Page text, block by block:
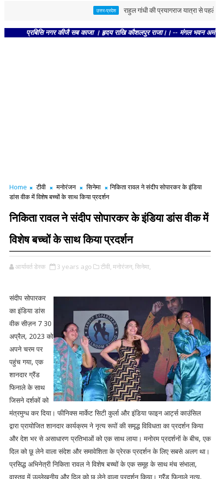
उत्तर-प्रदेश राहुल गांधी की प्रयागराज यात्रा से पहले पोस्टर
प्रबिसि नगर कीजै सब काजा । हृदय राखि कौशलपुर राजा।। -- मंगल भवन अमंगल
Home टीवी मनोरंजन सिनेमा
निकिता रावल ने संदीप सोपारकर के इंडिया
डांस वीक में विशेष बच्चों के साथ किया प्रदर्शन
निकिता रावल ने संदीप सोपारकर के इंडिया डांस वीक में
विशेष बच्चों के साथ किया प्रदर्शन
आर्यावर्त डेस्क 3 years ago टीवी, मनोरंजन, सिनेमा,
संदीप सोपारकर
का इंडिया डांस
वीक सीज़न 7 30
अप्रैल, 2023 को
अपने चरम पर
पहुंच गया, एक
शानदार ग्रैंड
फिनाले के साथ
जिसने दर्शकों को
मंत्रमुग्ध कर दिया। फीनिक्स मार्केट सिटी कुर्ला और इंडिया फाइन आर्ट्स काउंसिल
द्वारा प्रायोजित शानदार कार्यक्रम ने नृत्य रूपों की समृद्ध विविधता का प्रदर्शन किया
और देश भर से असाधारण प्रतिभाओं को एक साथ लाया। मनोरम प्रदर्शनों के बीच, एक
दिल को छू लेने वाला संदेश और समावेशिता के प्रेरक प्रदर्शन के लिए सबसे अलग था।
प्रसिद्ध अभिनेत्री निकिता रावल ने विशेष बच्चों के एक समूह के साथ मंच संभाला,
वास्तव में उल्लेखनीय और दिल को छू लेने वाला प्रदर्शन किया। ग्रैंड फिनाले नृत्य,